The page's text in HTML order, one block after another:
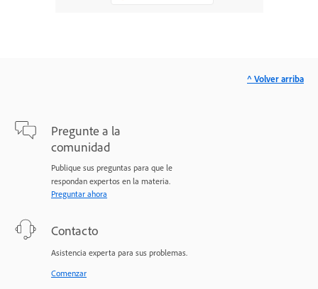
Pregunte a la
comunidad
Publique sus preguntas para que le
respondan expertos en la materia.
Preguntar ahora
Contacto
Asistencia experta para sus problemas.
Comenzar
^ Volver arriba